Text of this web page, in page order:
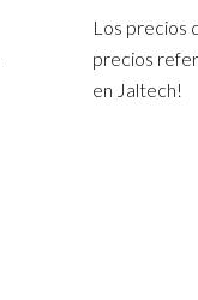
Los precios
precios
en Jaltech!